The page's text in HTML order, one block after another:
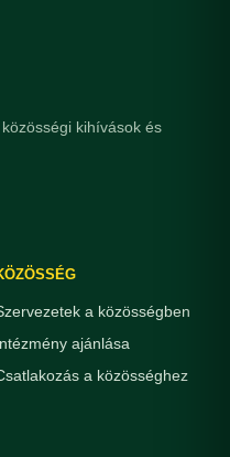
kihívások és
a közösségben
ajánlása
a közösséghez